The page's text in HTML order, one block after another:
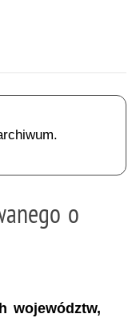
o
województw,